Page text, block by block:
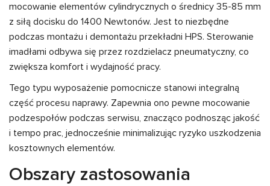
mocowanie elementów cylindrycznych o średnicy 35-85 mm
z siłą docisku do 1400 Newtonów. Jest to niezbędne
podczas montażu i demontażu przekładni HPS. Sterowanie
imadłami odbywa się przez rozdzielacz pneumatyczny, co
zwiększa komfort i wydajność pracy.
Tego typu wyposażenie pomocnicze stanowi integralną
część procesu naprawy. Zapewnia ono pewne mocowanie
podzespołów podczas serwisu, znacząco podnosząc jakość
i tempo prac, jednocześnie minimalizując ryzyko uszkodzenia
kosztownych elementów.
Obszary zastosowania